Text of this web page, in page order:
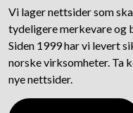
Vi lager nettsider som
tydeligere merkevare og
Siden 1999 har vi levert
norske virksomheter. Ta
nye nettsider.